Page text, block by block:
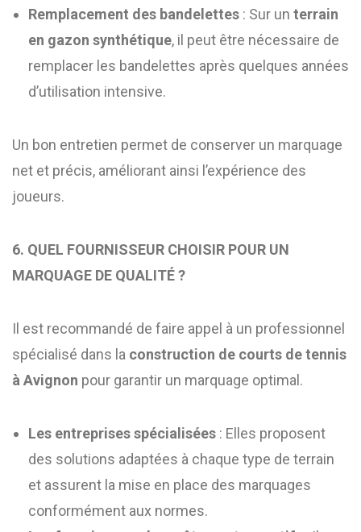
Remplacement des bandelettes : Sur un terrain
en gazon synthétique, il peut être nécessaire de
remplacer les bandelettes après quelques années
d’utilisation intensive.
Un bon entretien permet de conserver un marquage
net et précis, améliorant ainsi l’expérience des
joueurs.
6. QUEL FOURNISSEUR CHOISIR POUR UN
MARQUAGE DE QUALITÉ ?
Il est recommandé de faire appel à un professionnel
spécialisé dans la construction de courts de tennis
à Avignon pour garantir un marquage optimal.
Les entreprises spécialisées : Elles proposent
des solutions adaptées à chaque type de terrain
et assurent la mise en place des marquages
conformément aux normes.